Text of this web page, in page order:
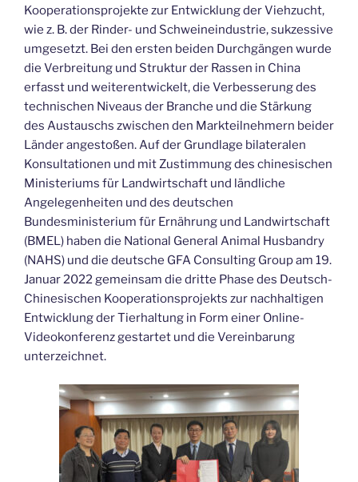
Kooperationsprojekte zur Entwicklung der Viehzucht,
wie z. B. der Rinder- und Schweineindustrie, sukzessive
umgesetzt. Bei den ersten beiden Durchgängen wurde
die Verbreitung und Struktur der Rassen in China
erfasst und weiterentwickelt, die Verbesserung des
technischen Niveaus der Branche und die Stärkung
des Austauschs zwischen den Markteilnehmern beider
Länder angestoßen. Auf der Grundlage bilateralen
Konsultationen und mit Zustimmung des chinesischen
Ministeriums für Landwirtschaft und ländliche
Angelegenheiten und des deutschen
Bundesministerium für Ernährung und Landwirtschaft
(BMEL) haben die National General Animal Husbandry
(NAHS) und die deutsche GFA Consulting Group am 19.
Januar 2022 gemeinsam die dritte Phase des Deutsch-
Chinesischen Kooperationsprojekts zur nachhaltigen
Entwicklung der Tierhaltung in Form einer Online-
Videokonferenz gestartet und die Vereinbarung
unterzeichnet.